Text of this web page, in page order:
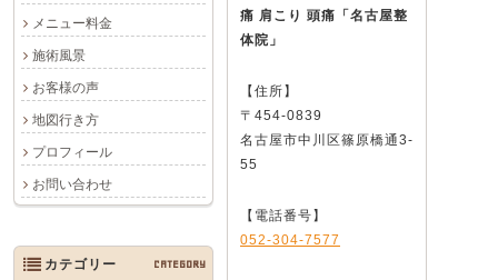
メニュー料金
施術風景
お客様の声
地図行き方
プロフィール
お問い合わせ
痛 肩こり 頭痛 「名古屋整
体院」
【住所】
〒454-0839
名古屋市中川区篠原橋通3-
55
【電話番号】
052-304-7577
カテゴリー CATEGORY